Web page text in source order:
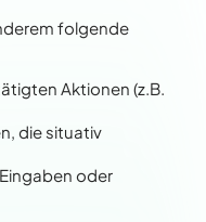
folgende
Aktionen (z.B.
die situativ
oder